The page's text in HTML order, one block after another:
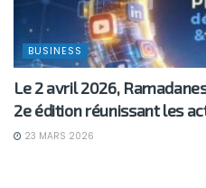
BUSINESS
Le 2 avril 2026,
2e édition réunissant les
23 MARS 2026